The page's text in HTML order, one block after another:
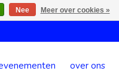
over ons
Nee Meer over cookies »